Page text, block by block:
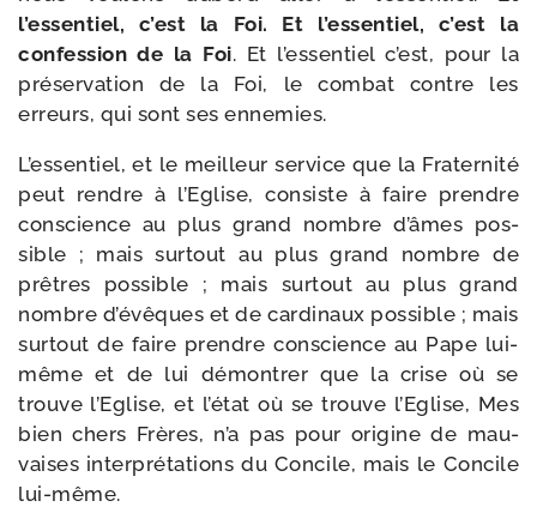
l’essentiel, c’est la Foi. Et l’essentiel, c’est la
confes­sion de la Foi. Et l’essentiel c’est, pour la
pré­ser­va­tion de la Foi, le com­bat contre les
erreurs, qui sont ses ennemies.
L’essentiel, et le meilleur ser­vice que la Fraternité
peut rendre à l’Eglise, consiste à faire prendre
conscience au plus grand nombre d’âmes pos­
sible ; mais sur­tout au plus grand nombre de
prêtres pos­sible ; mais sur­tout au plus grand
nombre d’évêques et de car­di­naux pos­sible ; mais
sur­tout de faire prendre conscience au Pape lui-​
même et de lui démon­trer que la crise où se
trouve l’Eglise, et l’état où se trouve l’Eglise, Mes
bien chers Frères, n’a pas pour ori­gine de mau­
vaises inter­pré­ta­tions du Concile, mais le Concile
lui-même.